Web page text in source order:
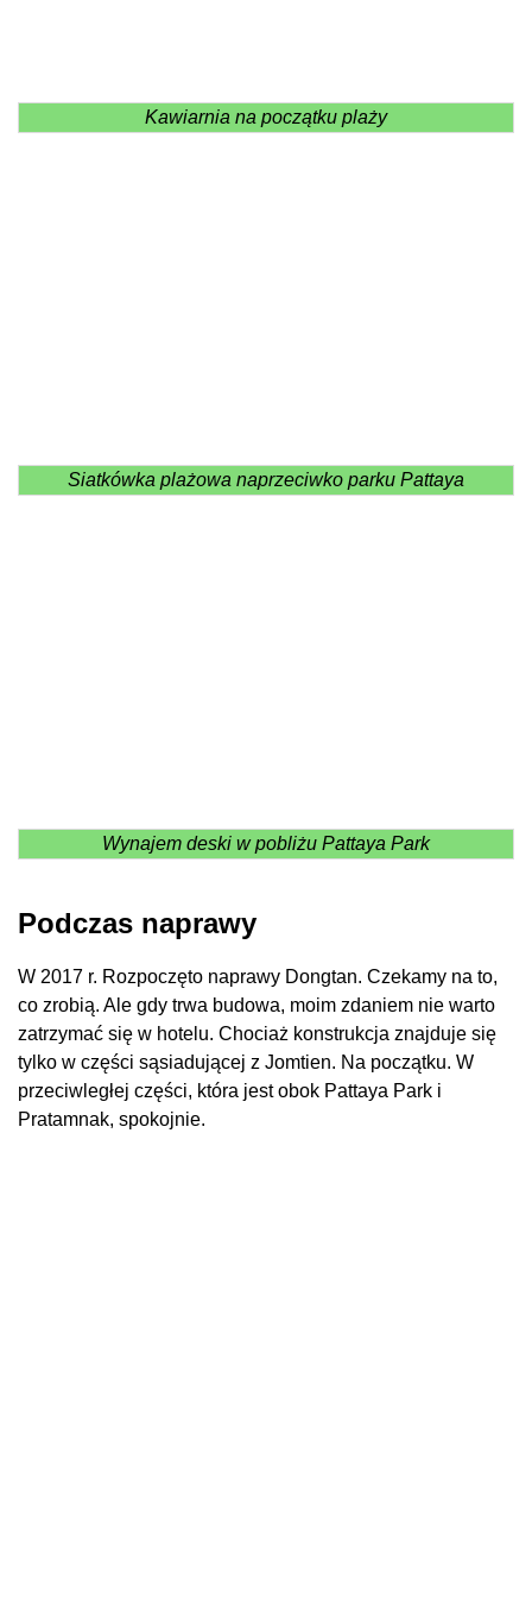
Kawiarnia na początku plaży
Siatkówka plażowa naprzeciwko parku Pattaya
Wynajem deski w pobliżu Pattaya Park
Podczas naprawy
W 2017 r. Rozpoczęto naprawy Dongtan. Czekamy na to,
co zrobią. Ale gdy trwa budowa, moim zdaniem nie warto
zatrzymać się w hotelu. Chociaż konstrukcja znajduje się
tylko w części sąsiadującej z Jomtien. Na początku. W
przeciwległej części, która jest obok Pattaya Park i
Pratamnak, spokojnie.